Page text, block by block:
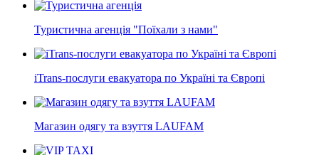
Туристична агенція "Поїхали з нами"
iTrans-послуги евакуатора по Україні та Європі
Магазин одягу та взуття LAUFAM